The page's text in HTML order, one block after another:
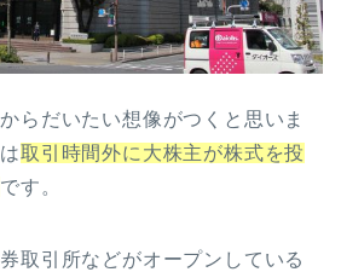
らだいたい想像がつくと思いま
取引時間外に大株主が株式を投
です。
取引所などがオープンしている